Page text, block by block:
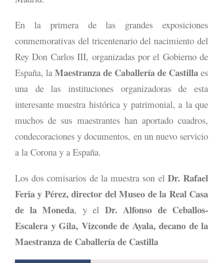
En la primera de las grandes exposiciones
conmemorativas del tricentenario del nacimiento del
Rey Don Carlos III, organizadas por el Gobierno de
España, la Maestranza de Caballería de Castilla es
una de las instituciones organizadoras de esta
interesante muestra histórica y patrimonial, a la que
muchos de sus maestrantes han aportado cuadros,
condecoraciones y documentos, en un nuevo servicio
a la Corona y a España.
Los dos comisarios de la muestra son el Dr. Rafael
Feria y Pérez, director del Museo de la Real Casa
de la Moneda, y el Dr. Alfonso de Ceballos-
Escalera y Gila, Vizconde de Ayala, decano de la
Maestranza de Caballería de Castilla